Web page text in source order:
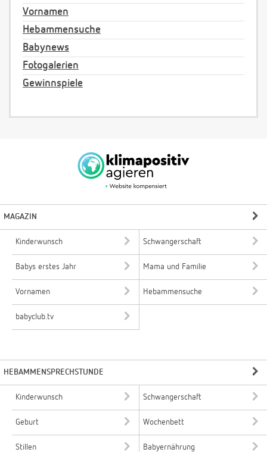
Vornamen
Hebammensuche
Babynews
Fotogalerien
Gewinnspiele
MAGAZIN
Kinderwunsch Schwangerschaft
Babys erstes Jahr Mama und Familie
Vornamen Hebammensuche
babyclub.tv
HEBAMMENSPRECHSTUNDE
Kinderwunsch Schwangerschaft
Geburt Wochenbett
Stillen Babyernährung